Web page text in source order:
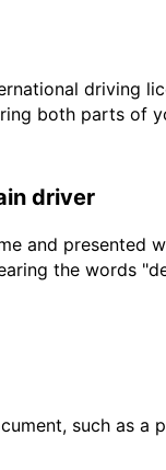
driving
both parts of
driver
and presented
the words
such as a